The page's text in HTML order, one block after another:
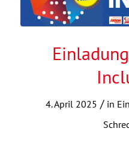
4. April 2025 / in